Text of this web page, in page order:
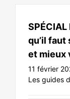
SPÉCIAL
qu’il faut
et mieux
11 février
Les guides